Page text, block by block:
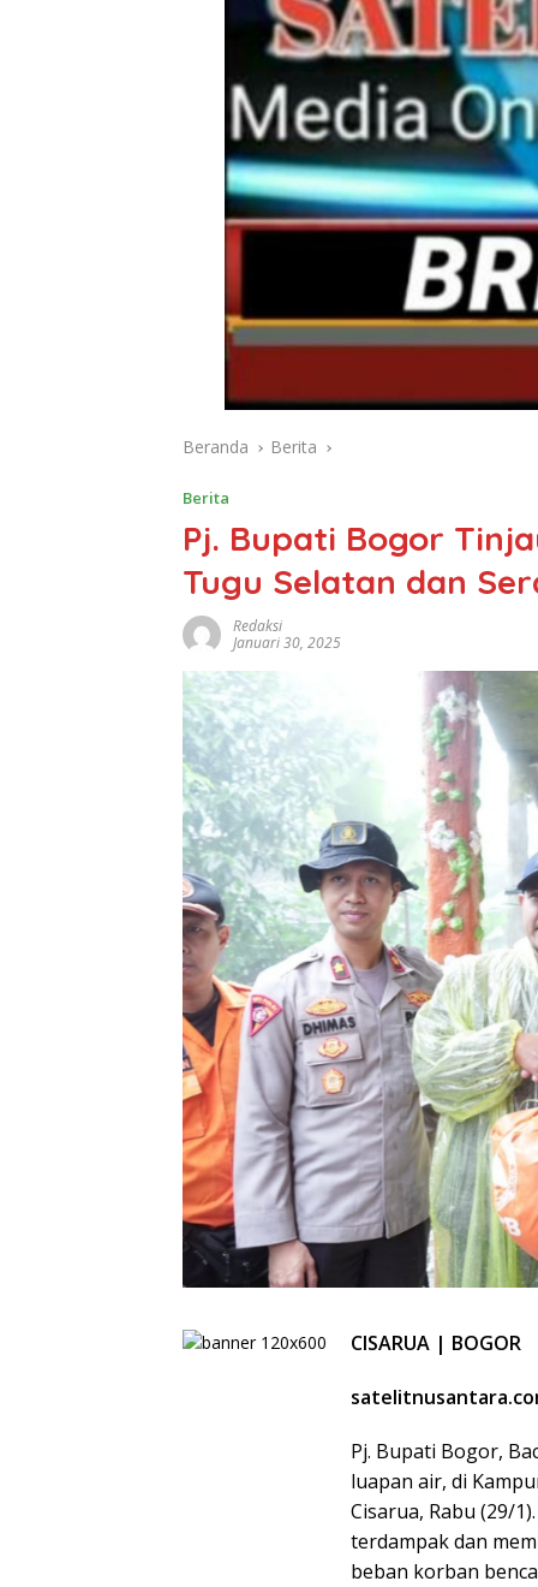
Beranda Berita
Berita
Pj. Bupati Bogor
Tugu Selatan dan
Redaksi
Januari 30, 2025
CISARUA | BOGOR
Pj. Bupati Bogor,
luapan air, di
Cisarua, Rabu (29/
terdampak dan
beban korban